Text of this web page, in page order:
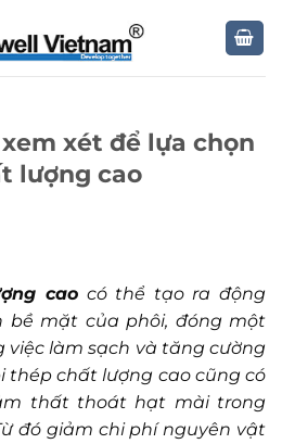
xét để lựa chọn
lượng cao
cao có thể tạo ra động
bề mặt của phôi, đóng một
việc làm sạch và tăng cường
thép chất lượng cao cũng có
thất thoát hạt mài trong
đó giảm chi phí nguyên vật